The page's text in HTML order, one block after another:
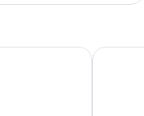
Royal